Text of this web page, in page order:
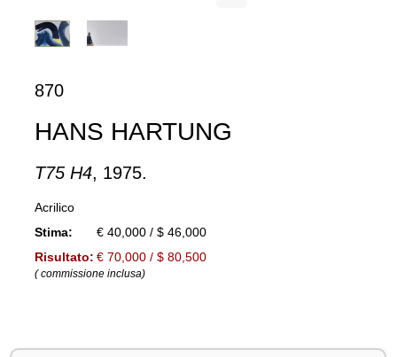
870
HANS HARTUNG
T75 H4, 1975.
Acrilico
Stima:
€ 40,000 / $ 46,000
Risultato: € 70,000 / $ 80,500
( commissione inclusa)